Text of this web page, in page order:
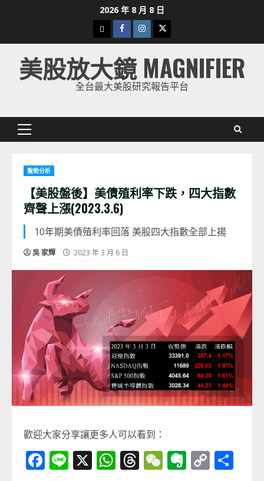
2026 年 8 月 8 日
下
載
美
股
Facebook
Instagram
Twitter
美股放大鏡 MAGNIFIER
全台最大美股研究報告平台
Primary
盤勢分析
【美股盤後】美債殖利率下跌，四大指數
齊聲上漲(2023.3.6)
10年期美債殖利率回落 美股四大指數全部上揚
吳 家輝 2023 年 3 月 6 日
歡迎大家分享讓更多人可以看到：
Facebook
Line
X WhatsApp
Threads
WeChat
Evernote
Copy